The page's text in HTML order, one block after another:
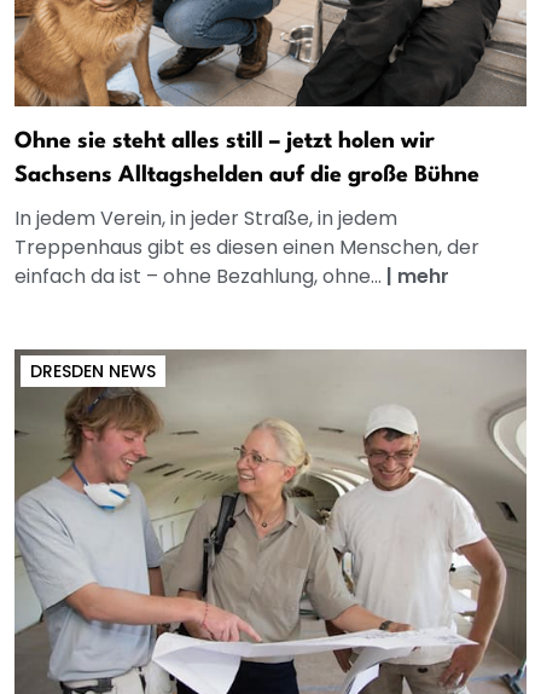
Ohne sie steht alles still – jetzt holen wir
Sachsens Alltagshelden auf die große Bühne
In jedem Verein, in jeder Straße, in jedem
Treppenhaus gibt es diesen einen Menschen, der
einfach da ist – ohne Bezahlung, ohne... | mehr
DRESDEN NEWS